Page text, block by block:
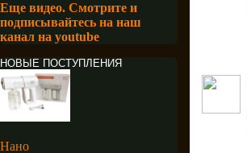
Еще видео. Смотрите и
подписывайтесь на наш
канал на youtube
НОВЫЕ ПОСТУПЛЕНИЯ
Нано